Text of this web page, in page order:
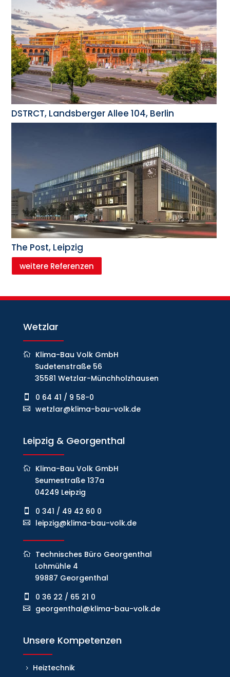
DSTRCT, Landsberger Allee 104, Berlin
The Post, Leipzig
weitere Referenzen
Wetzlar
Klima-Bau Volk GmbH
Sudetenstraße 56
35581 Wetzlar-Münchholzhausen
0 64 41 / 9 58-0
wetzlar@klima-bau-volk.de
Leipzig & Georgenthal
Klima-Bau Volk GmbH
Seumestraße 137a
04249 Leipzig
0 341 / 49 42 60 0
leipzig@klima-bau-volk.de
Technisches Büro Georgenthal
Lohmühle 4
99887 Georgenthal
0 36 22 / 65 21 0
georgenthal@klima-bau-volk.de
Unsere Kompetenzen
Heiztechnik